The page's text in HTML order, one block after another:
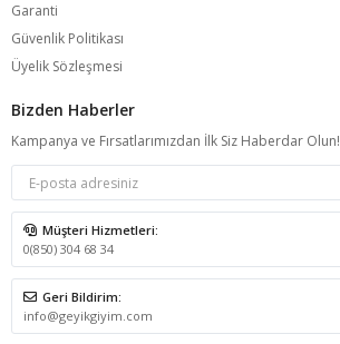
Garanti
Güvenlik Politikası
Üyelik Sözleşmesi
Bizden Haberler
Kampanya ve Fırsatlarımızdan İlk Siz Haberdar Olun!
Müşteri Hizmetleri:
0(850) 304 68 34
Geri Bildirim:
info@geyikgiyim.com